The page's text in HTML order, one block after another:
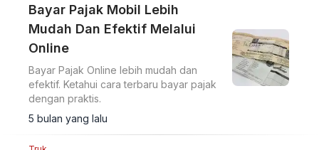
Bayar Pajak Mobil Lebih
Mudah Dan Efektif Melalui
Online
Bayar Pajak Online lebih mudah dan
efektif. Ketahui cara terbaru bayar pajak
dengan praktis.
5 bulan yang lalu